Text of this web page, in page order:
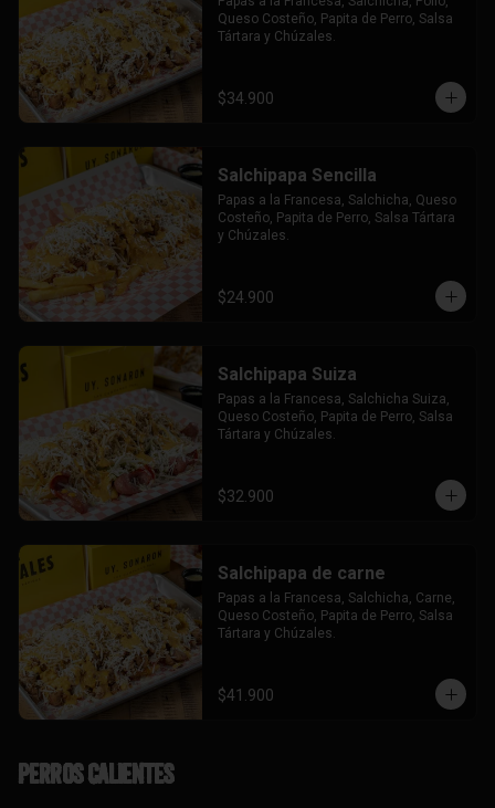
Queso Costeño, Papita de Perro, Salsa
Tártara y Chúzales.
$34.900
Salchipapa Sencilla
Papas a la Francesa, Salchicha, Queso
Costeño, Papita de Perro, Salsa Tártara
y Chúzales.
$24.900
Salchipapa Suiza
Papas a la Francesa, Salchicha Suiza,
Queso Costeño, Papita de Perro, Salsa
Tártara y Chúzales.
$32.900
Salchipapa de carne
Papas a la Francesa, Salchicha, Carne,
Queso Costeño, Papita de Perro, Salsa
Tártara y Chúzales.
$41.900
Perros Calientes